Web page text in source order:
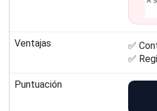
Ventajas
✅
✅
Puntuación